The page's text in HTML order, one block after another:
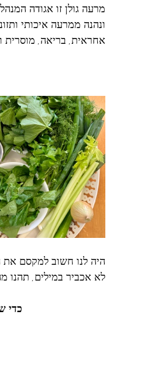
מרעה גולן זו אגודה
ונהנה ממרעה איכותי
אחראית, בריאה, מוסרית
היה לנו חשוב למקסם את הוויסברטן
לא אכביר במילים, תהנו
כדי